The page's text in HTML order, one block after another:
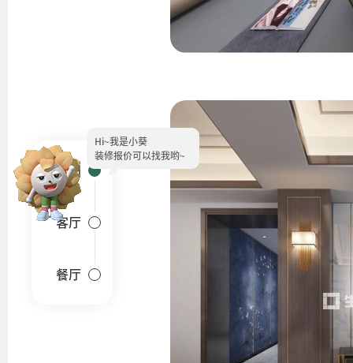
户型图
客厅
餐厅
Hi~我是小葵
装修报价可以找我哟~